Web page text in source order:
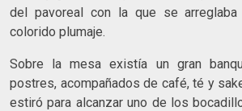
del pavoreal con la que se
colorido plumaje.
Sobre la mesa existía un gran
postres, acompañados de café, té y
estiró para alcanzar uno de los